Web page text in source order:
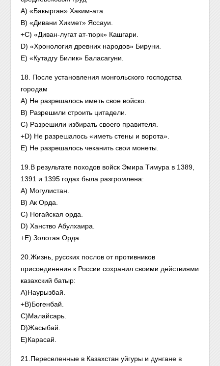
A) «Бакырган» Хаким-ата.
B) «Дивани Хикмет» Яссауи.
+C) «Диван-лугат ат-тюрк» Кашгари.
D) «Хронология древних народов» Бируни.
E) «Кутадгу Билик» Баласагуни.
18. После установления монгольского господства
городам
A) Не разрешалось иметь свое войско.
B) Разрешили строить цитадели.
C) Разрешили избирать своего правителя.
+D) Не разрешалось «иметь стены и ворота».
E) Не разрешалось чеканить свои монеты.
19.В результате походов войск Эмира Тимура в 1389,
1391 и 1395 годах была разгромлена:
A) Могулистан.
B) Ак Орда.
C) Ногайская орда.
D) Ханство Абулхаира.
+E) Золотая Орда.
20.Жизнь, русских послов от противников
присоединения к России сохранил своими действиями
казахский батыр:
А)Наурызбай.
+B)Богенбай.
С)Малайсарь.
D)Жасыбай.
E)Карасай.
21.Переселенные в Казахстан уйгуры и дунгане в